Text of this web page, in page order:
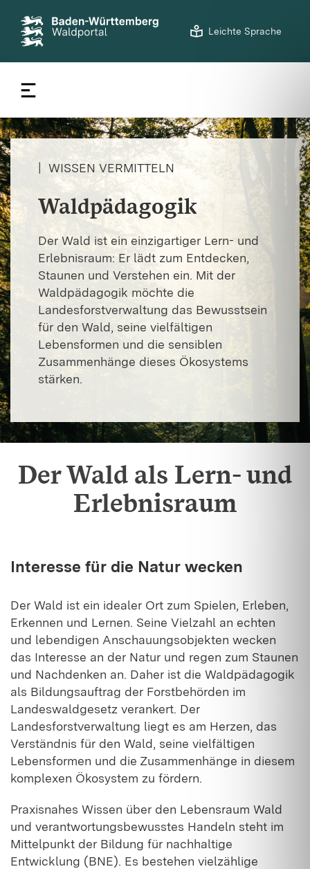
S
t
a
t
e
Leichte Sprache
© LFV BW/Ulrike Klumpp
WISSEN VERMITTELN
Waldpädagogik
Der Wald ist ein einzigartiger Lern- und
Erlebnisraum: Er lädt zum Entdecken,
Staunen und Verstehen ein. Mit der
Waldpädagogik möchte die
Landesforstverwaltung das Bewusstsein
für den Wald, seine vielfältigen
Lebensformen und die sensiblen
Zusammenhänge dieses Ökosystems
stärken.
Der Wald als Lern- und
Erlebnisraum
Interesse für die Natur wecken
Der Wald ist ein idealer Ort zum Spielen, Erleben,
Erkennen und Lernen. Seine Vielzahl an echten
und lebendigen Anschauungsobjekten wecken
das Interesse an der Natur und regen zum Staunen
und Nachdenken an. Daher ist die Waldpädagogik
als Bildungsauftrag der Forstbehörden im
Landeswaldgesetz verankert. Der
Landesforstverwaltung liegt es am Herzen, das
Verständnis für den Wald, seine vielfältigen
Lebensformen und die Zusammenhänge in diesem
komplexen Ökosystem zu fördern.
Praxisnahes Wissen über den Lebensraum Wald
und verantwortungsbewusstes Handeln steht im
Mittelpunkt der Bildung für nachhaltige
Entwicklung (BNE). Es bestehen vielzählige